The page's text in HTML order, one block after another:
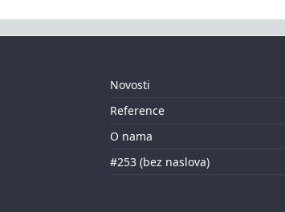
Novosti
Reference
O nama
#253 (bez naslova)